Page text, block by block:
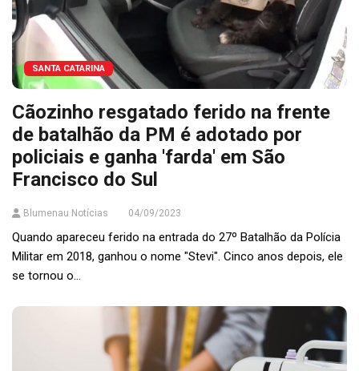
SANTA CATARINA
Cãozinho resgatado ferido na frente
de batalhão da PM é adotado por
policiais e ganha 'farda' em São
Francisco do Sul
Blumenau Notícias 04/09/2023
Quando apareceu ferido na entrada do 27º Batalhão da Polícia
Militar em 2018, ganhou o nome "Stevi". Cinco anos depois, ele
se tornou o...